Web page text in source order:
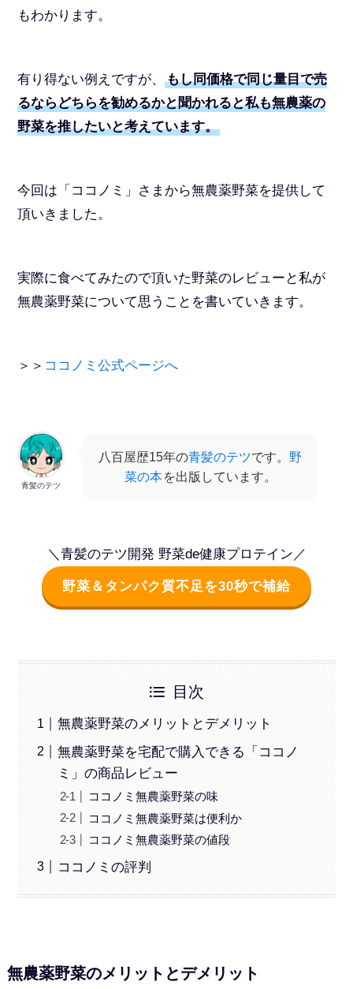
もわかります。
有り得ない例えですが、もし同価格で同じ量目で売
るならどちらを勧めるかと聞かれると私も無農薬の
野菜を推したいと考えています。
今回は「ココノミ」さまから無農薬野菜を提供して
頂いきました。
実際に食べてみたので頂いた野菜のレビューと私が
無農薬野菜について思うことを書いていきます。
＞＞ ココノミ公式ページへ
青髪のテツ
八百屋歴15年の青髪のテツです。 野
菜の本を出版しています。
＼青髪のテツ開発 野菜de健康プロテイン／
野菜＆タンパク質不足を30秒で補給
目次
無農薬野菜のメリットとデメリット
無農薬野菜を宅配で購入できる「ココノ
ミ」の商品レビュー
ココノミ無農薬野菜の味
ココノミ無農薬野菜は便利か
ココノミ無農薬野菜の値段
ココノミの評判
無農薬野菜のメリットとデメリット